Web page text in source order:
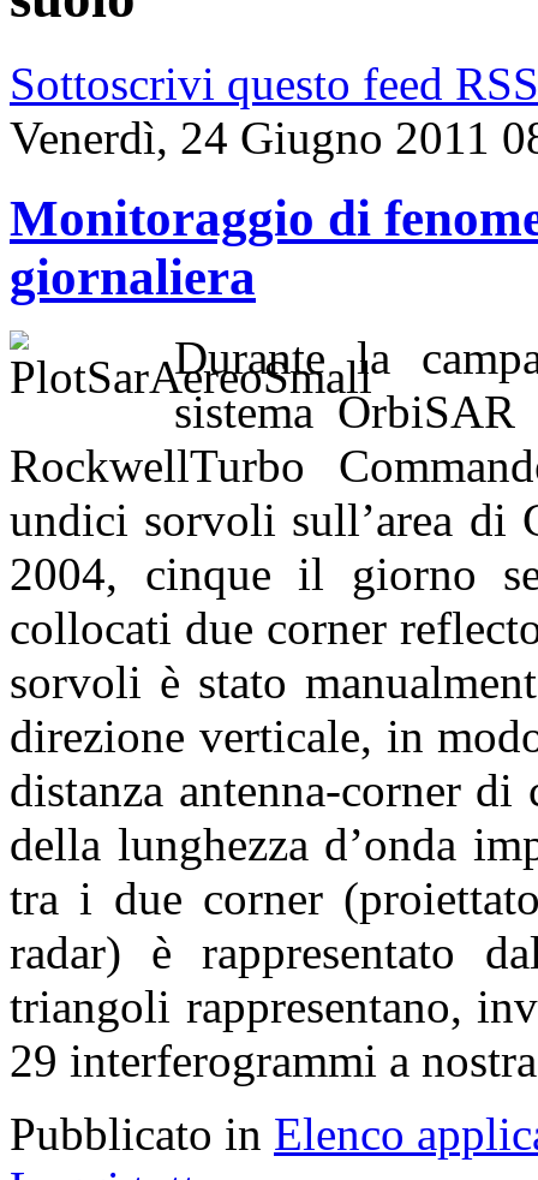
Sottoscrivi questo feed RSS
Venerdì, 24 Giugno 2011
Monitoraggio di
giornaliera
Durante la
sistema
RockwellTurbo
undici sorvoli sull’area di
2004, cinque il giorno
collocati due corner
sorvoli è stato
direzione verticale, in
distanza antenna-corner
della lunghezza d’onda
tra i due corner
radar) è rappresentato
triangoli rappresentano,
29 interferogrammi a
Pubblicato in Elenco